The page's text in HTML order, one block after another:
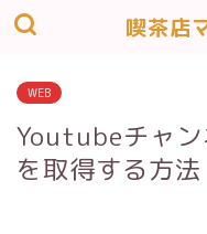
喫茶店
WEB
Youtubeチャン
を取得する方法